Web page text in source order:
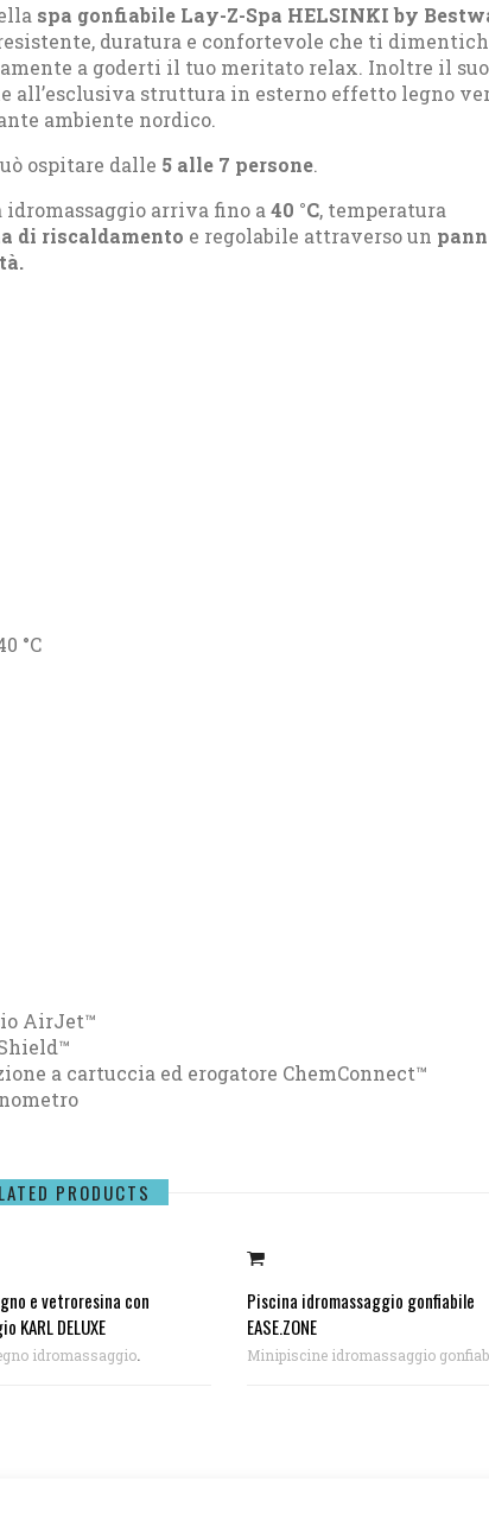
spa gonfiabile Lay-Z-Spa HELSINKI by
duratura e confortevole che ti
a goderti il tuo meritato relax. Inoltre il suo
all’esclusiva struttura in esterno effetto legno
ambiente nordico.
ospitare dalle 5 alle 7 persone.
idromassaggio arriva fino a 40 °C, temperatura
di riscaldamento e regolabile attraverso un
°C
AirJet™
a cartuccia ed erogatore ChemConnect™
PRODUCTS
e vetroresina con
KARL DELUXE
idromassaggio.
Piscina idromassaggio gonfiabile
EASE.ZONE
Minipiscine idromassaggio